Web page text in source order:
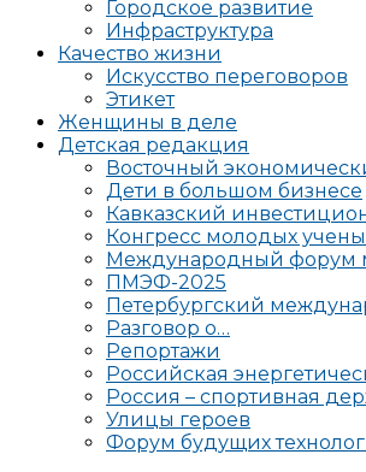
Городское развитие
Инфраструктура
Качество жизни
Искусство переговоров
Этикет
Женщины в деле
Детская редакция
Восточный
Дети в большом бизнесе
Кавказский
Конгресс молодых
Международный форум
ПМЭФ-2025
Петербургский
Разговор о…
Репортажи
Российская
Россия – спортивная
Улицы героев
Форум будущих